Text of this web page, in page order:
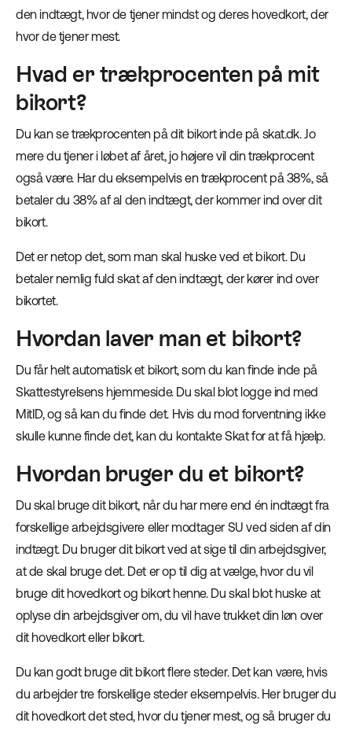
den indtægt, hvor de tjener mindst og deres hovedkort, der
hvor de tjener mest.
Hvad er trækprocenten på mit
bikort?
Du kan se trækprocenten på dit bikort inde på skat.dk. Jo
mere du tjener i løbet af året, jo højere vil din trækprocent
også være. Har du eksempelvis en trækprocent på 38%, så
betaler du 38% af al den indtægt, der kommer ind over dit
bikort.
Det er netop det, som man skal huske ved et bikort. Du
betaler nemlig fuld skat af den indtægt, der kører ind over
bikortet.
Hvordan laver man et bikort?
Du får helt automatisk et bikort, som du kan finde inde på
Skattestyrelsens hjemmeside. Du skal blot logge ind med
MitID, og så kan du finde det. Hvis du mod forventning ikke
skulle kunne finde det, kan du kontakte Skat for at få hjælp.
Hvordan bruger du et bikort?
Du skal bruge dit bikort, når du har mere end én indtægt fra
forskellige arbejdsgivere eller modtager SU ved siden af din
indtægt. Du bruger dit bikort ved at sige til din arbejdsgiver,
at de skal bruge det. Det er op til dig at vælge, hvor du vil
bruge dit hovedkort og bikort henne. Du skal blot huske at
oplyse din arbejdsgiver om, du vil have trukket din løn over
dit hovedkort eller bikort.
Du kan godt bruge dit bikort flere steder. Det kan være, hvis
du arbejder tre forskellige steder eksempelvis. Her bruger du
dit hovedkort det sted, hvor du tjener mest, og så bruger du